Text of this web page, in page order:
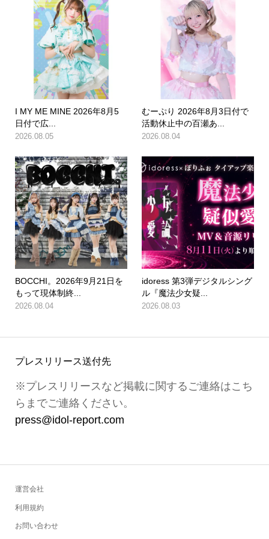
I MY ME MINE 2026年8月5
日付で広...
2026.08.05
むーぷり 2026年8月3日付で
活動休止中の百瀬あ...
2026.08.04
BOCCHI。2026年9月21日を
もって現体制終...
2026.08.04
idoress 第3弾デジタルシング
ル『魔法少女疑...
2026.08.03
プレスリリース送付先
※プレスリリースなど掲載に関するご連絡はこち
らまでご連絡ください。
press@idol-report.com
運営会社
利用規約
お問い合わせ